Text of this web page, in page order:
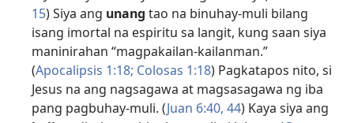
15) Siya ang unang tao na binuhay-muli bilang
isang imortal na espiritu sa langit, kung saan siya
maninirahan “magpakailan-kailanman.”
(Apocalipsis 1:18; Colosas 1:18) Pagkatapos nito, si
Jesus na ang nagsagawa at magsasagawa ng iba
pang pagbuhay-muli. (Juan 6:40, 44) Kaya siya ang